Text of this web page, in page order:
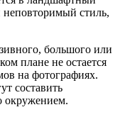
неповторимый стиль,
большого или
плане не остается
на фотографиях.
составить
окружением.